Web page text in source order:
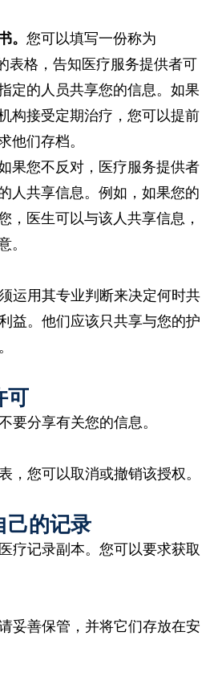
。 您可以填写一份称为
表格，告知医疗服务提供者可
定的人员共享您的信息。如果
构接受定期治疗，您可以提前
他们存档。
果您不反对，医疗服务提供者
人共享信息。例如，如果您的
，医生可以与该人共享信息，
。
运用其专业判断来决定何时共
益。他们应该只共享与您的护
可
要分享有关您的信息。
，您可以取消或撤销该授权。
己的记录
疗记录副本。您可以要求获取
妥善保管，并将它们存放在安